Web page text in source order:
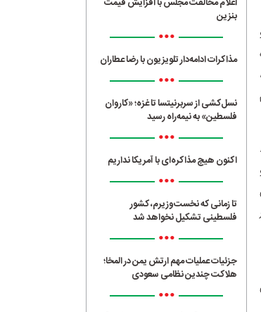
بنزین
•••
مذاکرات ادامه‌دار تلویزیون با رضا عطاران
•••
نسل‌کشی از سربرنیتسا تا غزه؛ «کاروان
فلسطین» به نیمه‌راه رسید
•••
اکنون هیچ مذاکره‌ای با آمریکا نداریم
•••
تا زمانی که نخست‌وزیرم، کشور
فلسطینی تشکیل نخواهد شد
•••
جزئیات عملیات مهم ارتش یمن در المخا؛
هلاکت چندین نظامی سعودی
•••